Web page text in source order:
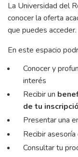
La Universidad del
conocer la oferta
que puedes acceder.
En este espacio
Conocer y
interés
Recibir un
de tu
Presentar una
Recibir
Consultar tu